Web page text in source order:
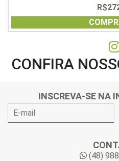
0
out
of
5
R$
CONFIRA
INSCREVA-SE NA
(48)